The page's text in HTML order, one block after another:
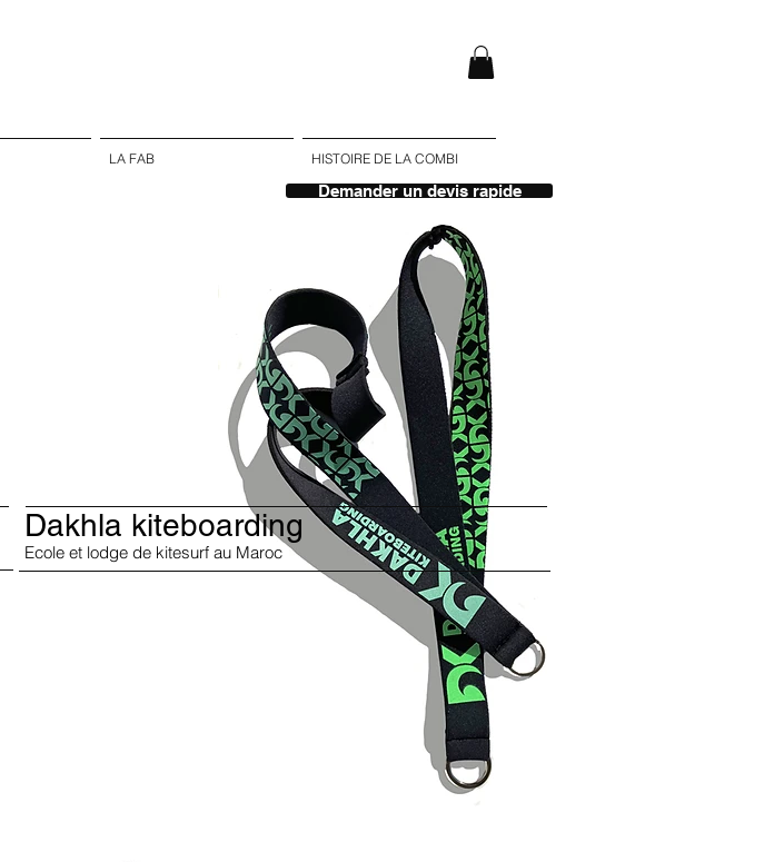
LA FAB HISTOIRE DE LA COMBI
Dakhla kiteboarding
Ecole et lodge de kitesurf au Maroc
Demander un devis rapide